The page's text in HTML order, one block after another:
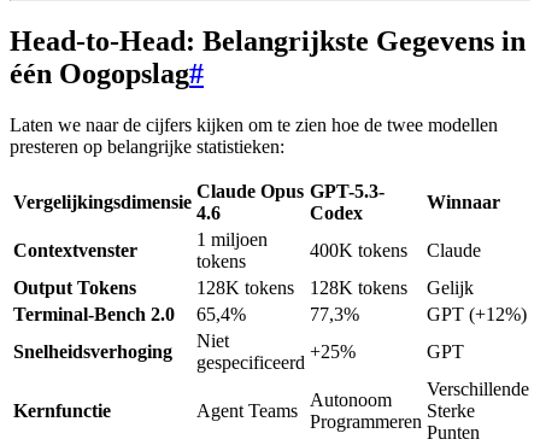
Head-to-Head: Belangrijkste Gegevens in
één Oogopslag#
Laten we naar de cijfers kijken om te zien hoe de twee modellen
presteren op belangrijke statistieken:
Vergelijkingsdimensie
Claude Opus
4.6
GPT-5.3-
Codex
Winnaar
Contextvenster
1 miljoen
tokens
400K tokens
Claude
Output Tokens
128K tokens 128K tokens
Gelijk
Terminal-Bench 2.0
65,4% 77,3%
GPT (+12%)
Snelheidsverhoging
Niet
gespecificeerd
+25% GPT
Kernfunctie Agent Teams
Autonoom
Programmeren
Verschillende
Sterke
Punten